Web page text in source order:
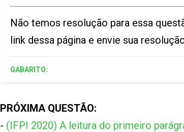
Não temos resolução para essa
link dessa página e envie sua
GABARITO:
PRÓXIMA QUESTÃO:
- (IFPI 2020) A leitura do primeiro